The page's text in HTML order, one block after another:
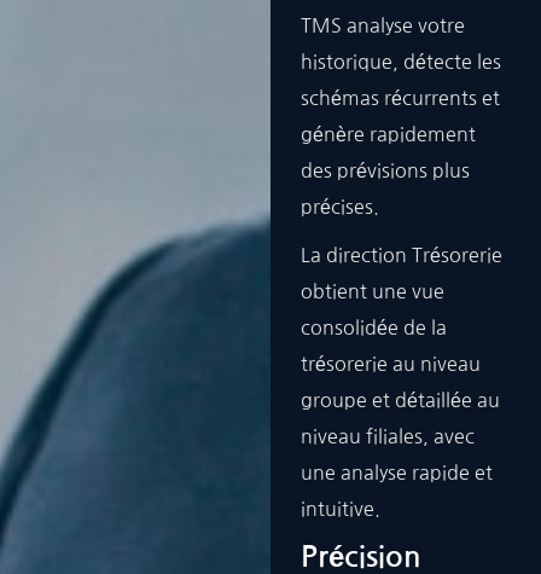
TMS analyse votre
historique, détecte les
schémas récurrents et
génère rapidement
des prévisions plus
précises.
La direction Trésorerie
obtient une vue
consolidée de la
trésorerie au niveau
groupe et détaillée au
niveau filiales, avec
une analyse rapide et
intuitive.
Précision